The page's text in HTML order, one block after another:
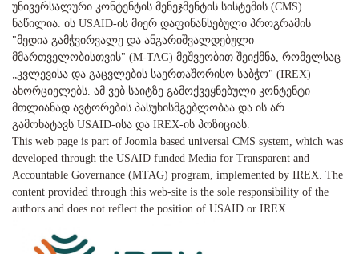
უნივერსალური კონტენტის მენეჯმენტის სისტემის (CMS)
ნაწილია. ის USAID-ის მიერ დაფინანსებული პროგრამის
"მედია გამჭვირვალე და ანგარიშვალდებული
მმართველობისთვის" (M-TAG) მეშვეობით შეიქმნა, რომელსაც
„კვლევისა და გაცვლების საერთაშორისო საბჭო" (IREX)
ახორციელებს. ამ ვებ საიტზე გამოქვეყნებული კონტენტი
მთლიანად ავტორების პასუხისმგებლობაა და ის არ
გამოხატავს USAID-ისა და IREX-ის პოზიციას.
This web page is part of Joomla based universal CMS system, which was
developed through the USAID funded Media for Transparent and
Accountable Governance (MTAG) program, implemented by IREX. The
content provided through this web-site is the sole responsibility of the
authors and does not reflect the position of USAID or IREX.